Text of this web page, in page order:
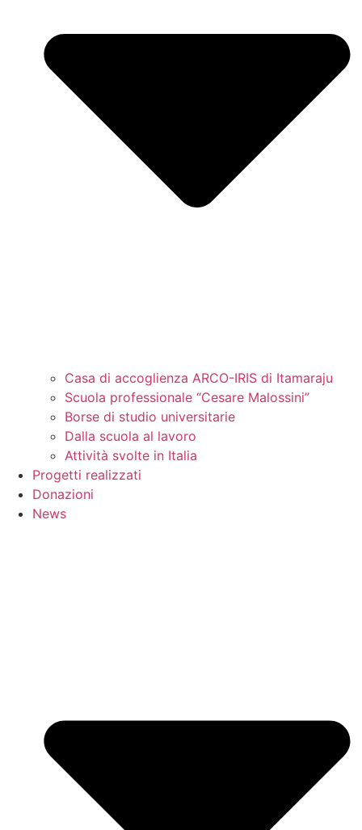
Casa di accoglienza ARCO-IRIS di Itamaraju
Scuola professionale “Cesare Malossini”
Borse di studio universitarie
Dalla scuola al lavoro
Attività svolte in Italia
Progetti realizzati
Donazioni
News